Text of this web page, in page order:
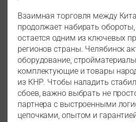
Взаимная торговля между
продолжает набирать
остается одним из ключевых
регионов страны. Челябинск
оборудование,
комплектующие и товары
из КНР. Чтобы наладить
сбоев, важно выбрать не
партнера с выстроенными
цепочками, опытом и